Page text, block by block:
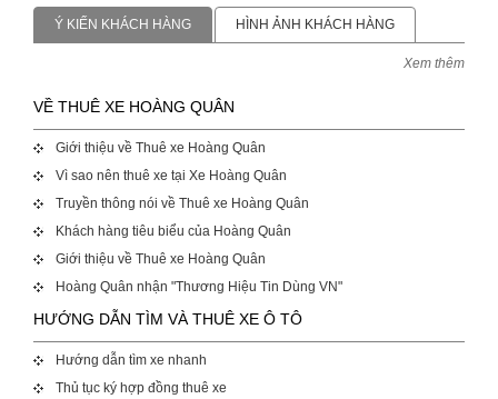
Ý KIẾN KHÁCH HÀNG HÌNH ẢNH KHÁCH HÀNG
Xem thêm
VỀ THUÊ XE HOÀNG QUÂN
Giới thiệu về Thuê xe Hoàng Quân
Vì sao nên thuê xe tại Xe Hoàng Quân
Truyền thông nói về Thuê xe Hoàng Quân
Khách hàng tiêu biểu của Hoàng Quân
Giới thiệu về Thuê xe Hoàng Quân
Hoàng Quân nhận "Thương Hiệu Tin Dùng VN"
HƯỚNG DẪN TÌM VÀ THUÊ XE Ô TÔ
Hướng dẫn tìm xe nhanh
Thủ tục ký hợp đồng thuê xe